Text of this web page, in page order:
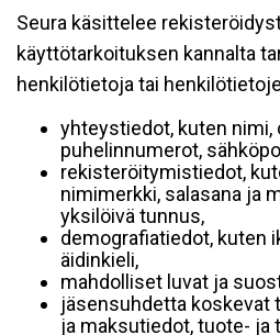
Seura käsittelee
käyttötarkoituksen kannalta
henkilötietoja tai
yhteystiedot, kuten nimi,
puhelinnumerot,
rekisteröitymistiedot,
nimimerkki, salasana ja
yksilöivä tunnus,
demografiatiedot, kuten
äidinkieli,
mahdolliset luvat ja
jäsensuhdetta koskevat
ja maksutiedot, tuote- ja